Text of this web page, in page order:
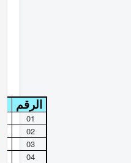
الرقم
01
02
03
04